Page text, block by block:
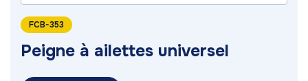
FCB-353
Peigne à ailettes universel